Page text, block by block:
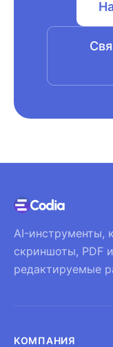
AI-инструменты,
скриншоты, PDF
редактируемые
КОМПАНИЯ